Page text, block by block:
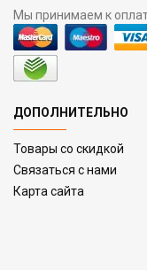
Мы принимаем к
ДОПОЛНИТЕЛЬНО
Товары со скидкой
Связаться с нами
Карта сайта